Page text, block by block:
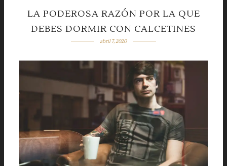
LA PODEROSA RAZÓN POR LA QUE
DEBES DORMIR CON CALCETINES
abril 7, 2020